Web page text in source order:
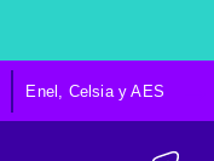
Enel, Celsia y AES